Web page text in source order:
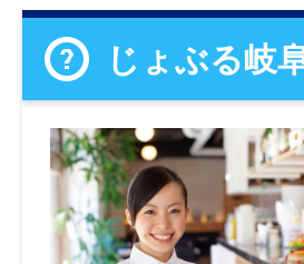
じょぶる岐